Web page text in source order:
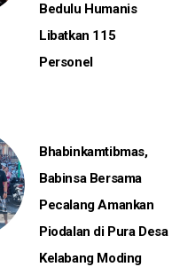
Bedulu Humanis
Libatkan 115
Personel
Bhabinkamtibmas,
Babinsa Bersama
Pecalang Amankan
Piodalan di Pura Desa
Kelabang Moding